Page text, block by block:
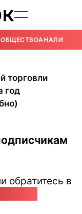
ОБЩЕСТВОАНАЛИТИКА
торговли
год
обратитесь в